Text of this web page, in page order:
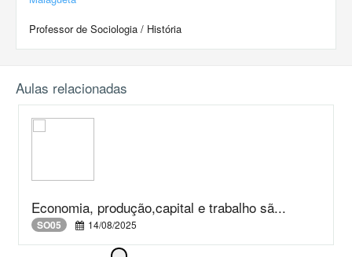
Professor de Sociologia / História
Aulas relacionadas
Economia, produção,capital e trabalho sã...
SO05 14/08/2025